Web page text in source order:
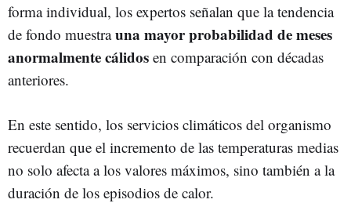
forma individual, los expertos señalan que la tendencia
de fondo muestrauna mayor probabilidad de meses
anormalmente cálidos en comparación con décadas
anteriores.
En este sentido, los servicios climáticos del organismo
recuerdan que el incremento de las temperaturas medias
no solo afecta a los valores máximos, sino también a la
duración de los episodios de calor.